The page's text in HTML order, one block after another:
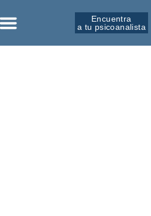
Encuentra
a tu psicoanalista